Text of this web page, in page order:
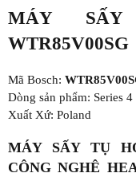
MÁY
WTR85V00SG
Mã Bosch:
Dòng sản phẩm: Series 4
Xuất Xứ: Poland
MÁY SẤY TỤ
CÔNG NGHỆ